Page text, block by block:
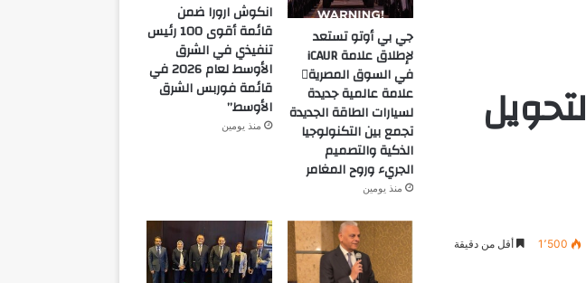
المشاركة في تطبيق Instapay لتحويل
1٬500 أقل من دقيقة
جي بي أوتو تستعد
لإطلاق علامة iCAUR
في السوق المصرية
علامة عالمية جديدة
لسيارات الطاقة الجديدة
تجمع بين التكنولوجيا
الذكية والتصميم
الجريء وروح المغامر
منذ يومين
انكوش ارورا ضمن
قائمة أقوى 100 رئيس
تنفيذي في الشرق
الأوسط لعام 2026 في
قائمة فوربس الشرق
الأوسط”
منذ يومين